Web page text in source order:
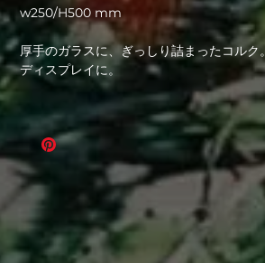
w250/H500 mm
厚手のガラスに、ぎっしり詰まったコルク。
ディスプレイに。